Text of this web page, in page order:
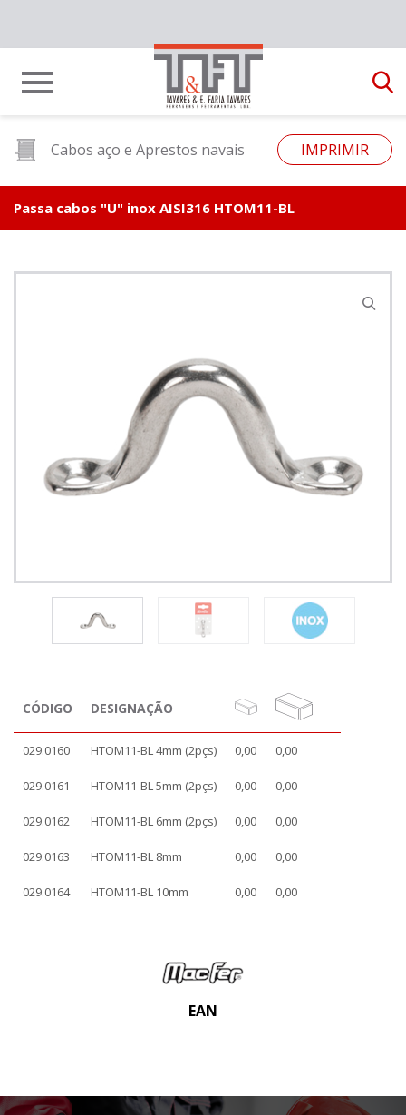
Cabos aço e Aprestos navais IMPRIMIR
Passa cabos "U" inox AISI316 HTOM11-BL
CÓDIGO DESIGNAÇÃO
029.0160 HTOM11-BL 4mm (2pçs) 0,00 0,00
029.0161 HTOM11-BL 5mm (2pçs) 0,00 0,00
029.0162 HTOM11-BL 6mm (2pçs) 0,00 0,00
029.0163 HTOM11-BL 8mm 0,00 0,00
029.0164 HTOM11-BL 10mm 0,00 0,00
EAN